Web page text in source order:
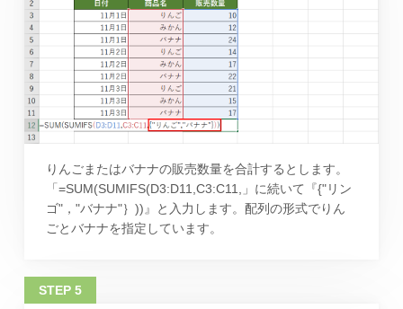
りんごまたはバナナの販売数量を合計するとします。
「=SUM(SUMIFS(D3:D11,C3:C11,」に続いて『{"リン
ゴ"，"バナナ"｝))』と入力します。配列の形式でりん
ごとバナナを指定しています。